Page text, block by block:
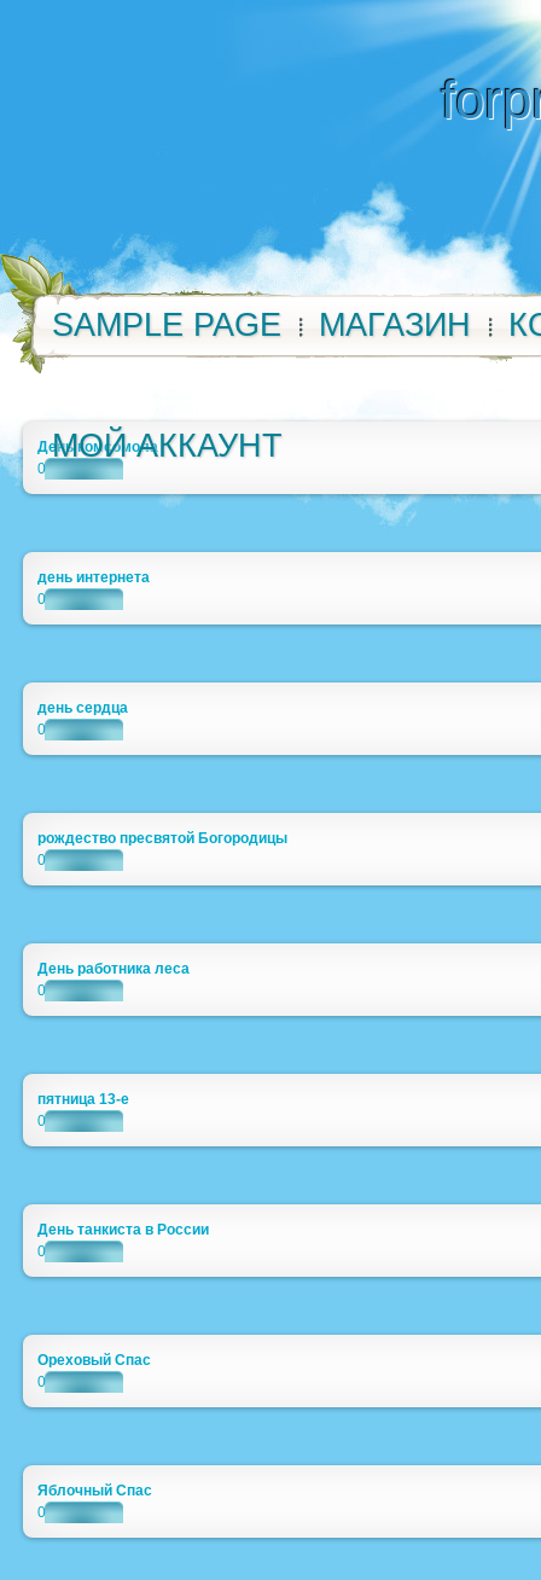
SAMPLE PAGE МАГАЗИН
МОЙ АККАУНТ
День комсомола
0
день интернета
0
день сердца
0
рождество пресвятой Богородицы
0
День работника леса
0
пятница 13-е
0
День танкиста в России
0
Ореховый Спас
0
Яблочный Спас
0